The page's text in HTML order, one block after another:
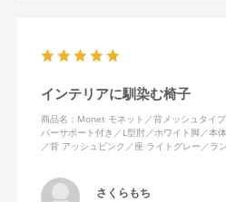
インテリアに馴染む椅子
商品名：Monet モネット／背メッシュタイ
バーサポート付き／L型肘／ホワイト脚／本
／背 アッシュピンク／座 ライトグレー／ラ
さくらもち